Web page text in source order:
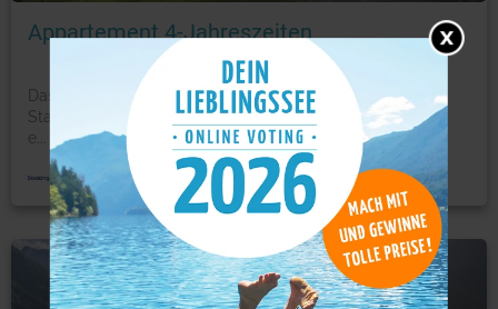
Appartement 4-Jahreszeiten
Das Appartement 4-Jahreszeiten liegt 5 Gehminuten vom
Stadtzentrum von Ötz, den Skigebieten Ötz und Hochötz,
e
mehr
Ferienwohnung